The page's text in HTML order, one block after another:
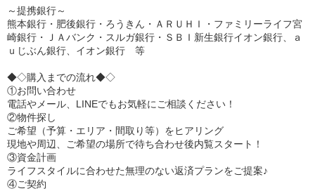
～提携銀行～
熊本銀行・肥後銀行・ろうきん・ＡＲＵＨＩ・ファミリーライフ宮
崎銀行・ＪＡバンク・スルガ銀行・ＳＢＩ新生銀行イオン銀行、ａ
ｕじぶん銀行、イオン銀行 等
◆◇購入までの流れ◆◇
①お問い合わせ
電話やメール、LINEでもお気軽にご相談ください！
②物件探し
ご希望（予算・エリア・間取り等）をヒアリング
現地や周辺、ご希望の場所で待ち合わせ後内覧スタート！
③資金計画
ライフスタイルに合わせた無理のない返済プランをご提案♪
④ご契約